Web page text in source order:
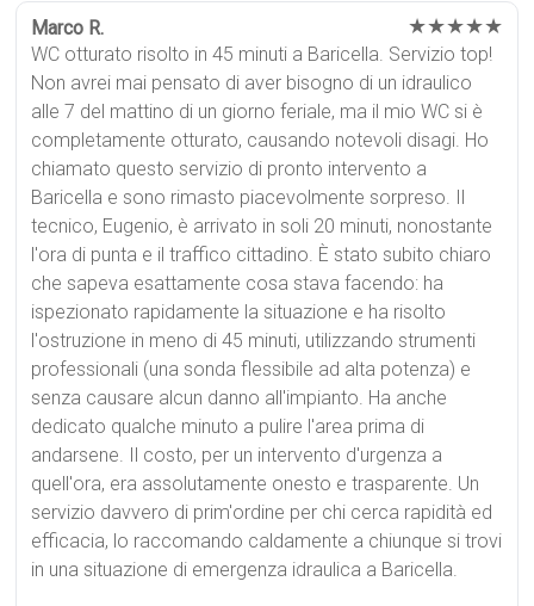
Marco R. ★★★★★
WC otturato risolto in 45 minuti a Baricella. Servizio top!
Non avrei mai pensato di aver bisogno di un idraulico
alle 7 del mattino di un giorno feriale, ma il mio WC si è
completamente otturato, causando notevoli disagi. Ho
chiamato questo servizio di pronto intervento a
Baricella e sono rimasto piacevolmente sorpreso. Il
tecnico, Eugenio, è arrivato in soli 20 minuti, nonostante
l'ora di punta e il traffico cittadino. È stato subito chiaro
che sapeva esattamente cosa stava facendo: ha
ispezionato rapidamente la situazione e ha risolto
l'ostruzione in meno di 45 minuti, utilizzando strumenti
professionali (una sonda flessibile ad alta potenza) e
senza causare alcun danno all'impianto. Ha anche
dedicato qualche minuto a pulire l'area prima di
andarsene. Il costo, per un intervento d'urgenza a
quell'ora, era assolutamente onesto e trasparente. Un
servizio davvero di prim'ordine per chi cerca rapidità ed
efficacia, lo raccomando caldamente a chiunque si trovi
in una situazione di emergenza idraulica a Baricella.